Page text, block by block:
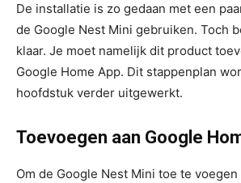
De installatie is zo gedaan met een
de Google Nest Mini gebruiken. Toch
klaar. Je moet namelijk dit product
Google Home App. Dit stappenplan
hoofdstuk verder uitgewerkt.
Toevoegen aan Google
Om de Google Nest Mini toe te voegen